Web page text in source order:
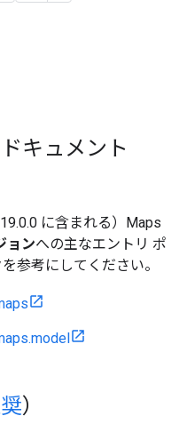
キュメント
に含まれる）Maps
ョンへの主なエントリ ポ
参考にしてください。
）